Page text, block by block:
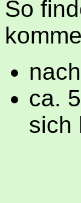
So
ca.
sich